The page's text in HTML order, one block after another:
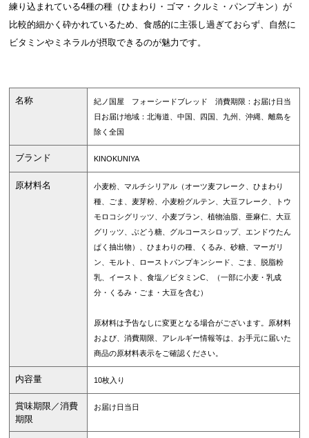
練り込まれている4種の種（ひまわり・ゴマ・クルミ・パンプキン）が
比較的細かく砕かれているため、食感的に主張し過ぎておらず、自然に
ビタミンやミネラルが摂取できるのが魅力です。
名称
紀ノ国屋 フォーシードブレッド 消費期限：お届け日当
日お届け地域：北海道、中国、四国、九州、沖縄、離島を
除く全国
ブランド KINOKUNIYA
原材料名
小麦粉、マルチシリアル（オーツ麦フレーク、ひまわり
種、ごま、麦芽粉、小麦粉グルテン、大豆フレーク、トウ
モロコシグリッツ、小麦ブラン、植物油脂、亜麻仁、大豆
グリッツ、ぶどう糖、グルコースシロップ、エンドウたん
ぱく抽出物）、ひまわりの種、くるみ、砂糖、マーガリ
ン、モルト、ローストパンプキンシード、ごま、脱脂粉
乳、イースト、食塩／ビタミンC、（一部に小麦・乳成
分・くるみ・ごま・大豆を含む）
原材料は予告なしに変更となる場合がございます。原材料
および、消費期限、アレルギー情報等は、お手元に届いた
商品の原材料表示をご確認ください。
内容量 10枚入り
賞味期限／消費
期限
お届け日当日